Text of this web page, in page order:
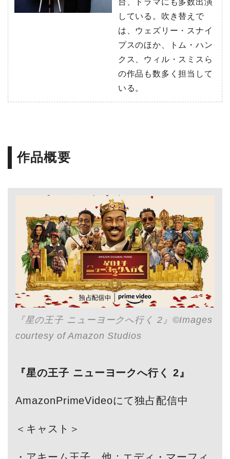
台、ドラマにも多数出演
している。吹き替えで
は、ウェズリー・スナイ
プスのほか、トム・ハン
クス、ウィル・スミスら
の作品も数多く担当して
いる。
作品概要
『星の王子 ニューヨークへ行く 2』©Images
courtesy of Amazon Studios
『星の王子 ニューヨークへ行く 2』
AmazonPrimeVideoにて独占配信中
＜キャスト＞